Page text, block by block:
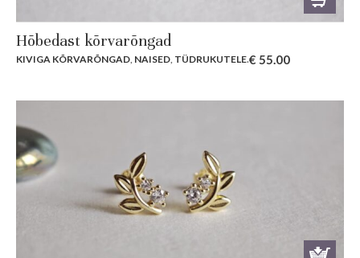
Hõbedast kõrvarõngad
KIVIGA KÕRVARÕNGAD NAISED TÜDRUKUTELE.€ 55.00